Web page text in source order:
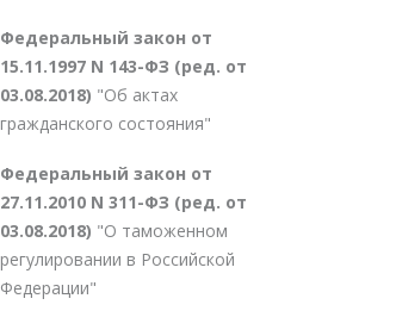
Федеральный закон от
15.11.1997 N 143-ФЗ (ред. от
03.08.2018) "Об актах
гражданского состояния"
Федеральный закон от
27.11.2010 N 311-ФЗ (ред. от
03.08.2018) "О таможенном
регулировании в Российской
Федерации"